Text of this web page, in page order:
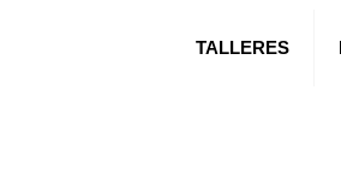
TALLERES